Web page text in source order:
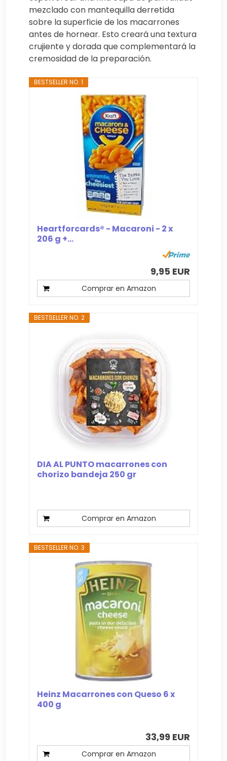
mezclado con mantequilla derretida
sobre la superficie de los macarrones
antes de hornear. Esto creará una textura
crujiente y dorada que complementará la
cremosidad de la preparación.
BESTSELLER NO. 1
Heartforcards® - Macaroni - 2 x
206 g +...
9,95 EUR
Comprar en Amazon
BESTSELLER NO. 2
DIA AL PUNTO macarrones con
chorizo bandeja 250 gr
Comprar en Amazon
BESTSELLER NO. 3
Heinz Macarrones con Queso 6 x
400 g
33,99 EUR
Comprar en Amazon